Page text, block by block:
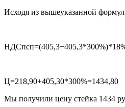
Исходя из вышеуказанной
Ц=218,90+405,30*300%=1434,80
Мы получили цену стейка 1434